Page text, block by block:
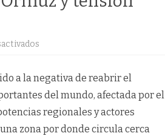
por
crisis
en
y
tensión
global.
a la negativa de reabrir el
del mundo, afectada por el
regionales y actores
zona por donde circula cerca